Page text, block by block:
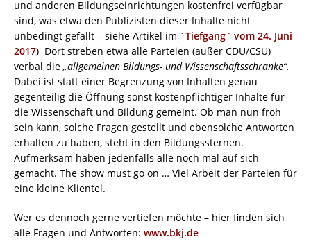
und anderen Bildungseinrichtungen kostenfrei verfügbar
sind, was etwa den Publizisten dieser Inhalte nicht
unbedingt gefällt – siehe Artikel im ´Tiefgang` vom 24. Juni
2017) Dort streben etwa alle Parteien (außer CDU/CSU)
verbal die „allgemeinen Bildungs- und Wissenschaftsschranke“.
Dabei ist statt einer Begrenzung von Inhalten genau
gegenteilig die Öffnung sonst kostenpflichtiger Inhalte für
die Wissenschaft und Bildung gemeint. Ob man nun froh
sein kann, solche Fragen gestellt und ebensolche Antworten
erhalten zu haben, steht in den Bildungssternen.
Aufmerksam haben jedenfalls alle noch mal auf sich
gemacht. The show must go on … Viel Arbeit der Parteien für
eine kleine Klientel.
Wer es dennoch gerne vertiefen möchte – hier finden sich
alle Fragen und Antworten: www.bkj.de